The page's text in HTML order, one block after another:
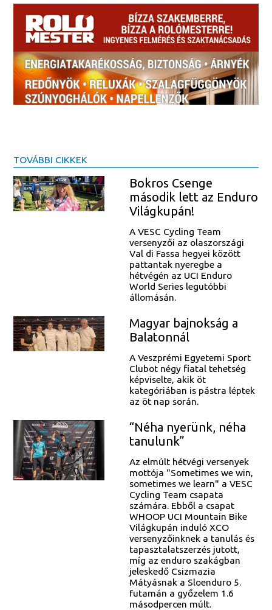
TOVÁBBI CIKKEK
Bokros Csenge
második lett az Enduro
Világkupán!
A VESC Cycling Team
versenyzői az olaszországi
Val di Fassa hegyei között
pattantak nyeregbe a
hétvégén az UCI Enduro
World Series legutóbbi
állomásán.
Magyar bajnokság a
Balatonnál
A Veszprémi Egyetemi Sport
Clubot négy fiatal tehetség
képviselte, akik öt
kategóriában is pástra léptek
az öt nap során.
“Néha nyerünk, néha
tanulunk”
Az elmúlt hétvégi versenyek
mottója "Sometimes we win,
sometimes we learn" a VESC
Cycling Team csapata
számára. Ebből a csapat
WHOOP UCI Mountain Bike
Világkupán induló XCO
versenyzőinknek a tanulás és
tapasztalatszerzés jutott,
míg az enduro szakágban
jeleskedő Csizmazia
Mátyásnak a Sloenduro 5.
futamán a győzelem 1.6
másodpercen múlt.